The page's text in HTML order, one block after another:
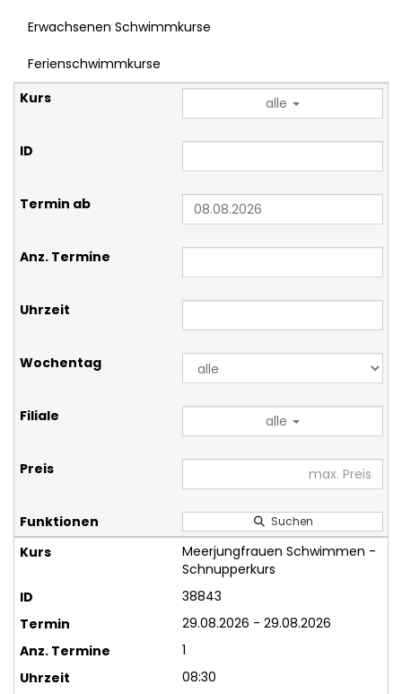
Erwachsenen Schwimmkurse
Ferienschwimmkurse
alle
alle
Suchen
Meerjungfrauen Schwimmen -
Schnupperkurs
38843
29.08.2026 - 29.08.2026
1
08:30